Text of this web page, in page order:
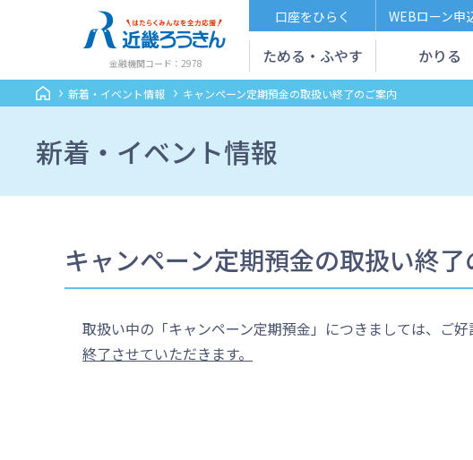
金融機関コード：2978
口座をひらく WEBローン申
ためる・ふやす かりる
新着・イベント情報 キャンペーン定期預金の取扱い終了のご案内
新着・イベント情報
キャンペーン定期預金の取扱い終了
取扱い中の「キャンペーン定期預金」につきましては、ご好
終了させていただきます。